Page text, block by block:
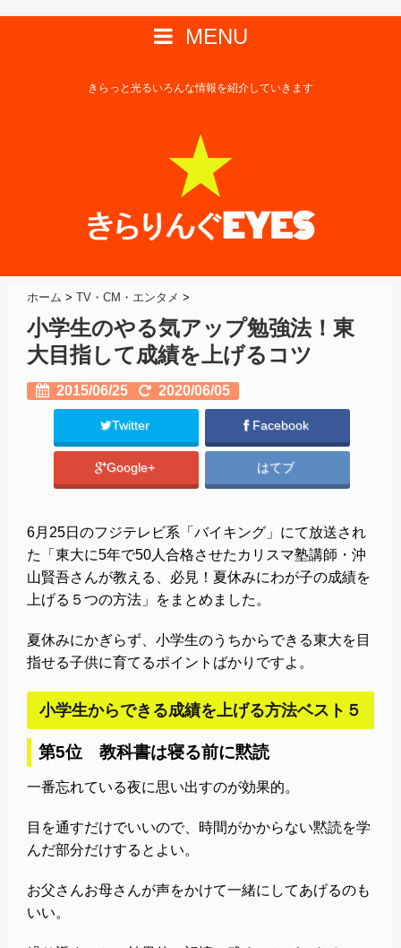
MENU
きらっと光るいろんな情報を紹介していきます
ホーム > TV・CM・エンタメ >
小学生のやる気アップ勉強法！東
大目指して成績を上げるコツ
2015/06/25 2020/06/05
Twitter Facebook
Google+ はてブ
6月25日のフジテレビ系「バイキング」にて放送され
た「東大に5年で50人合格させたカリスマ塾講師・沖
山賢吾さんが教える、必見！夏休みにわが子の成績を
上げる５つの方法」をまとめました。
夏休みにかぎらず、小学生のうちからできる東大を目
指せる子供に育てるポイントばかりですよ。
小学生からできる成績を上げる方法ベスト５
第5位 教科書は寝る前に黙読
一番忘れている夜に思い出すのが効果的。
目を通すだけでいいので、時間がかからない黙読を学
んだ部分だけするとよい。
お父さんお母さんが声をかけて一緒にしてあげるのも
いい。